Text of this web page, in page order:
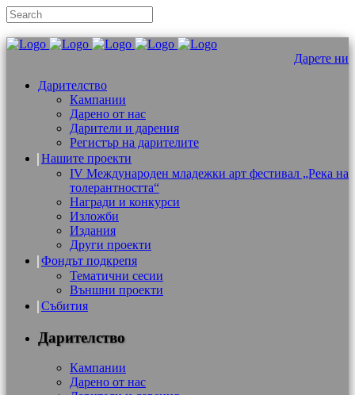
Дарете ни
Дарителство
Кампании
Дарено от нас
Дарители и дарения
Регистър на дарителите
Нашите проекти
IV Международен младежки арт фестивал „Река на
толерантността“
Награди и конкурси
Изложби
Издания
Други проекти
Фондът подкрепя
Тематични сесии
Външни проекти
Събития
Дарителство
Кампании
Дарено от нас